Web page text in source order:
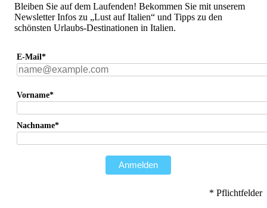
Bleiben Sie auf dem Laufenden! Bekommen Sie mit unserem
Newsletter Infos zu „Lust auf Italien“ und Tipps zu den
schönsten Urlaubs-Destinationen in Italien.
E-Mail*
Vorname*
Nachname*
Anmelden
* Pflichtfelder